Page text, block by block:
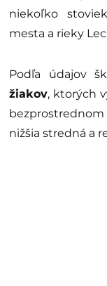
niekoľko
mesta a rieky
Podľa údajov
žiakov, ktorých
bezprostrednom
nižšia stredná a